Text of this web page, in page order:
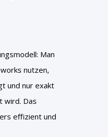
Man
nutzen,
und nur exakt
wird. Das
effizient und